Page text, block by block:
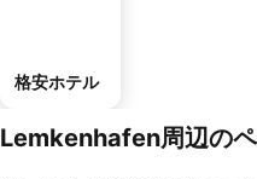
格安ホテル
Lemkenhafen周辺の